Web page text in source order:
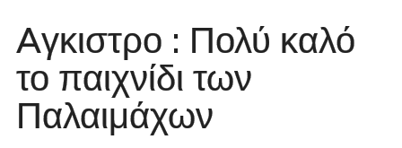
Aγκιστρο : Πολύ καλό
το παιχνίδι των
Παλαιμάχων